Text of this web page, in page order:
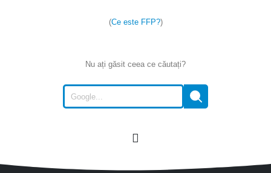
(Ce este FFP?)
Nu ați găsit ceea ce căutați?